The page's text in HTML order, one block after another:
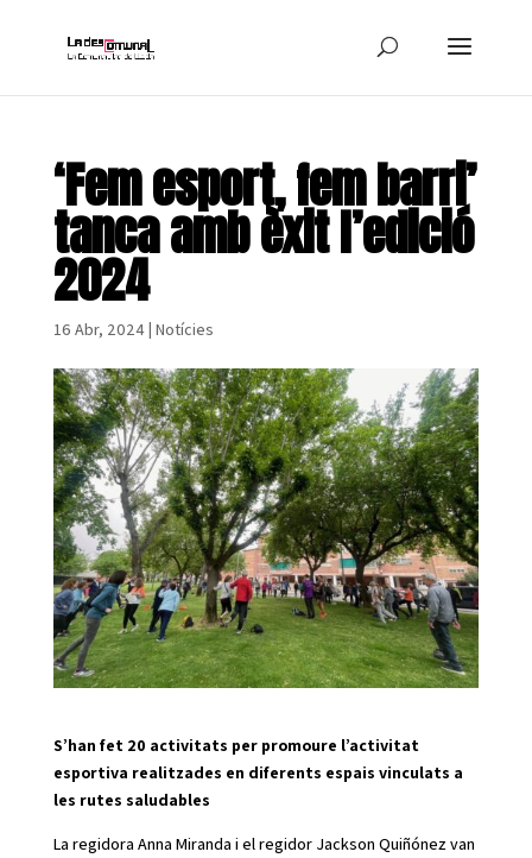
‘Fem esport, fem barri’
tanca amb èxit l’edició
2024
16 Abr, 2024| Notícies
S’han fet 20 activitats per promoure l’activitat
esportiva realitzades en diferents espais vinculats a
les rutes saludables
La regidora Anna Miranda i el regidor Jackson Quiñónez van